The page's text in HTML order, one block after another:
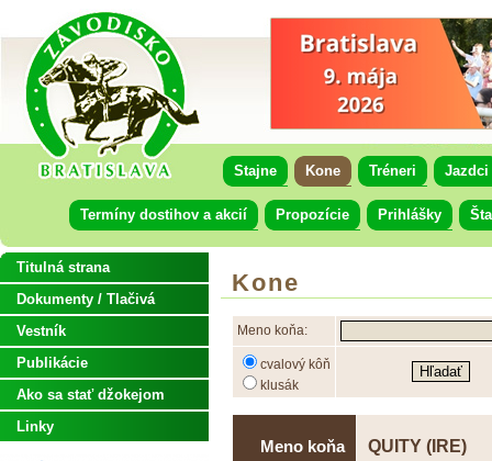
Stajne Kone Tréneri Jazdci
Termíny dostihov a akcií Propozície Prihlášky
Kone
Meno koňa:
cvalový kôň
klusák
Meno koňa QUITY (IRE)
Titulná strana
Dokumenty / Tlačivá
Vestník
Publikácie
Ako sa stať džokejom
Linky